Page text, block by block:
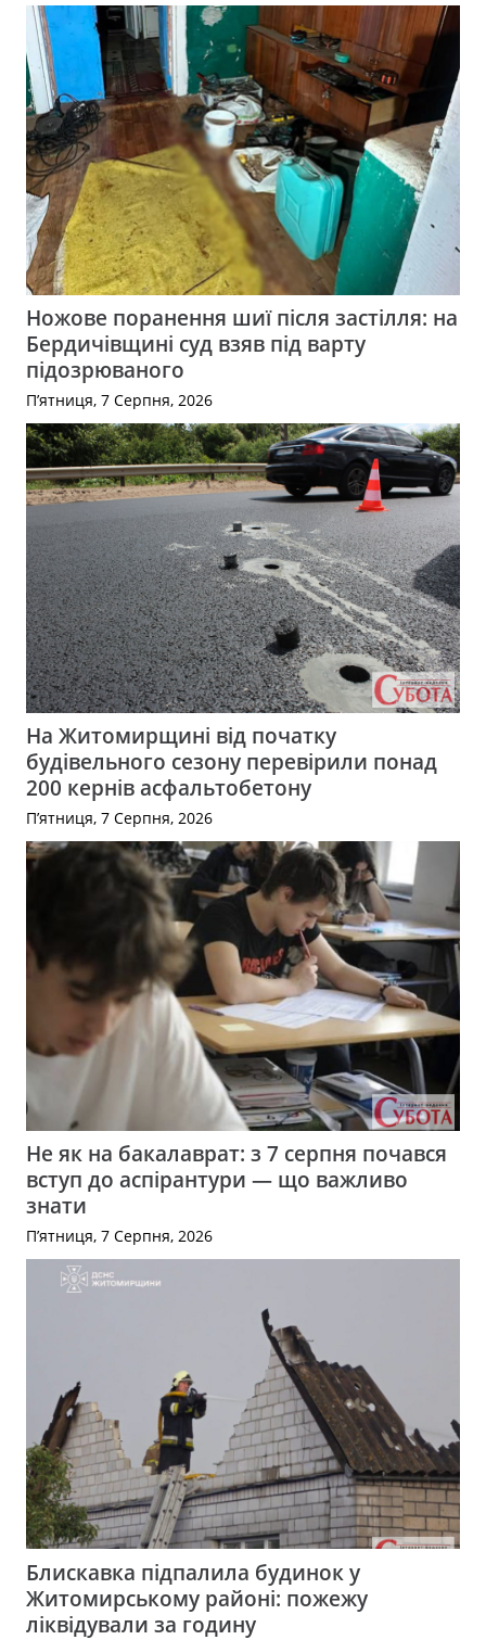
Ножове поранення шиї після застілля: на
Бердичівщині суд взяв під варту
підозрюваного
П’ятниця, 7 Серпня, 2026
На Житомирщині від початку
будівельного сезону перевірили понад
200 кернів асфальтобетону
П’ятниця, 7 Серпня, 2026
Не як на бакалаврат: з 7 серпня почався
вступ до аспірантури — що важливо
знати
П’ятниця, 7 Серпня, 2026
Блискавка підпалила будинок у
Житомирському районі: пожежу
ліквідували за годину